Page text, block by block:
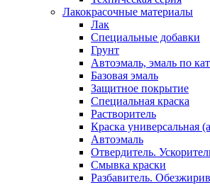
Лакокрасочные материалы
Лак
Специальные добавки
Грунт
Автоэмаль, эмаль по
Базовая эмаль
Защитное покрытие
Специальная краска
Растворитель
Краска универсальная
Автоэмаль
Отвердитель.
Смывка краски
Разбавитель.